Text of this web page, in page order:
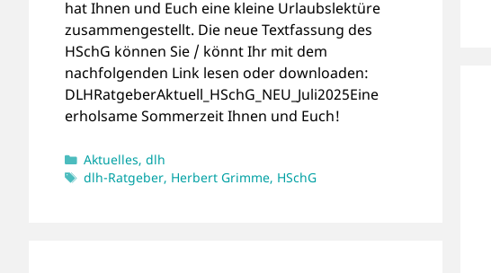
hat Ihnen und Euch eine kleine Urlaubslektüre
zusammengestellt. Die neue Textfassung des
HSchG können Sie / könnt Ihr mit dem
nachfolgenden Link lesen oder downloaden:
DLHRatgeberAktuell_HSchG_NEU_Juli2025Eine
erholsame Sommerzeit Ihnen und Euch!
Kategorien
Aktuelles,dlh
Schlagwörter
dlh-Ratgeber, Herbert Grimme, HSchG